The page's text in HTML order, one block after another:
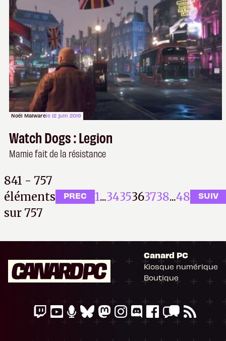
Noël Malwarele 12 juin 2019
Watch Dogs : Legion
Mamie fait de la résistance
841 - 757
éléments
sur 757
PREC 1...3435363738...48 SUIV
Canard PC
Kiosque numérique
Boutique
Cookie à se faire !
Ce site n'a recours à aucun tracker
aux cookies nécessaires au bon
fonctionnement de votre session. Mais